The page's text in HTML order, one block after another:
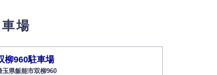
場
柳960駐車場
玉県飯能市双柳960